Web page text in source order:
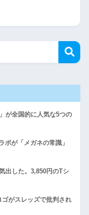
が全国的に人気な5つの
ボが「メガネの常識」
出した。3,850円のTシ
ゴがスレッズで批判され